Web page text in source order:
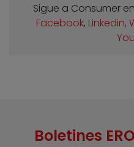
Sigue a Consumer en
Facebook, Linkedin,
Boletines